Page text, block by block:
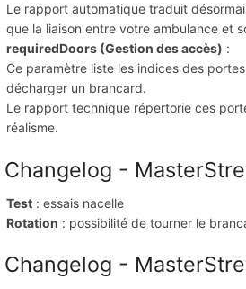
Le rapport automatique traduit
que la liaison entre votre ambulance et
requiredDoors (Gestion des accès) :
Ce paramètre liste les indices des
décharger un brancard.
Le rapport technique répertorie ces
réalisme.
Changelog -
Test : essais nacelle
Rotation : possibilité de tourner le
Changelog -